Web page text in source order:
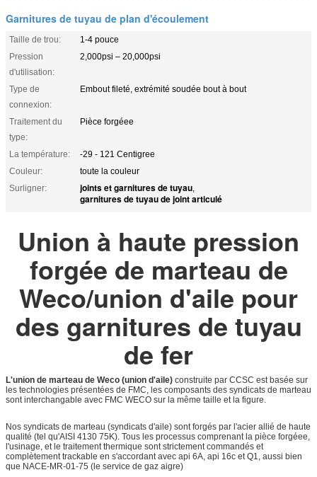
Garnitures de tuyau de plan d'écoulement
Taille de trou:
1-4 pouce
Pression
d'utilisation:
2,000psi – 20,000psi
Type de
connexion:
Embout fileté, extrémité soudée bout à bout
Traitement du
type:
Pièce forgéee
La température:
-29 - 121 Centigree
Couleur:
toute la couleur
Surligner:
joints et garnitures de tuyau,
garnitures de tuyau de joint articulé
Union à haute pression
forgée de marteau de
Weco/union d'aile pour
des garnitures de tuyau
de fer
L'union de marteau de Weco (union d'aile) construite par CCSC est basée sur
les technologies présentées de FMC, les composants des syndicats de marteau
sont interchangable avec FMC WECO sur la même taille et la figure.
Nos syndicats de marteau (syndicats d'aile) sont forgés par l'acier allié de haute
qualité (tel qu'AISI 4130 75K). Tous les processus comprenant la pièce forgéee,
l'usinage, et le traitement thermique sont strictement commandés et
complètement trackable en s'accordant avec api 6A, api 16c et Q1, aussi bien
que NACE-MR-01-75 (le service de gaz aigre)